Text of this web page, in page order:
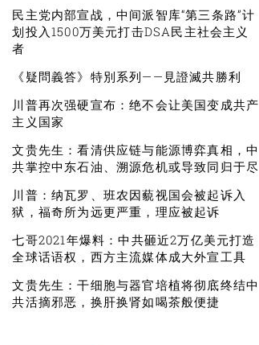
民主党内部宣战，中间派智库“第三条路”计
划投入1500万美元打击DSA民主社会主义
者
《疑問義答》特別系列——見證滅共勝利
川普再次强硬宣布：绝不会让美国变成共产
主义国家
文贵先生：看清供应链与能源博弈真相，中
共掌控中东石油、溯源危机或导致同归于尽
川普：纳瓦罗、班农因藐视国会被起诉入
狱，福奇所为远更严重，理应被起诉
七哥2021年爆料：中共砸近2万亿美元打造
全球话语权，西方主流媒体成大外宣工具
文贵先生：干细胞与器官培植将彻底终结中
共活摘邪恶，换肝换肾如喝茶般便捷